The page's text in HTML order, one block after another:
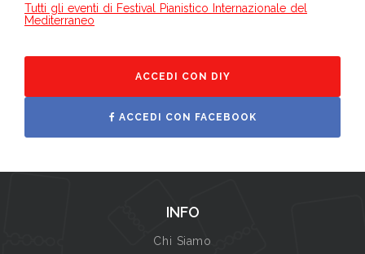
Tutti gli eventi di Festival Pianistico Internazionale del
Mediterraneo
ACCEDI CON DIY
ACCEDI CON FACEBOOK
INFO
Chi Siamo